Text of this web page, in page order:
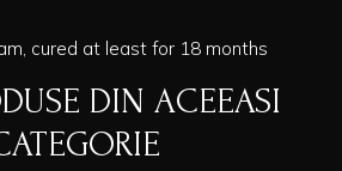
cured at least for 18 months
DIN ACEEASI